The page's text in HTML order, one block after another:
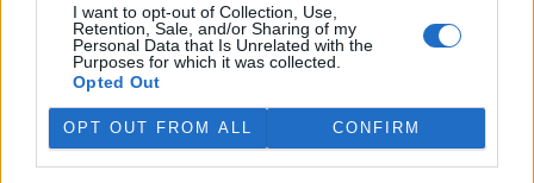
I want to opt-out of Collection, Use,
Retention, Sale, and/or Sharing of my
Personal Data that Is Unrelated with the
Purposes for which it was collected.
Opted Out
OPT OUT FROM ALL CONFIRM
Radek Batelka: Země na prodej
24.2.2002
V Lidových novinách vyšel v sobotu 9. února nejapnýčlánek s
názvem "Přírodu ochrání trh". Nestál by za tolik slov, kdyby jeho
autorem nebyl člověk, který má hájit zájmy veřejnosti v
zastupitelském sboru - předseda Poslanecké sněmovny a ODS